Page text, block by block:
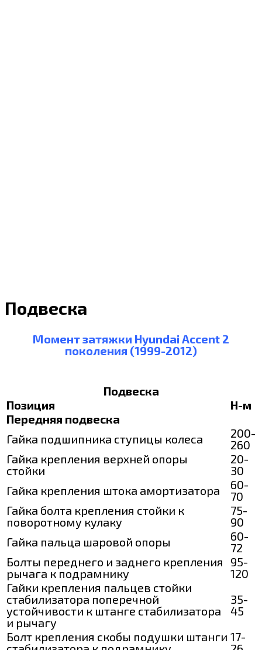
Подвеска
Момент затяжки Hyundai Accent 2
поколения (1999-2012)
Подвеска
Позиция
Н-м
Передняя подвеска
Гайка подшипника ступицы колеса
200-
260
Гайка крепления верхней опоры
стойки
20-
30
Гайка крепления штока амортизатора
60-
70
Гайка болта крепления стойки к
поворотному кулаку
75-
90
Гайка пальца шаровой опоры
60-
72
Болты переднего и заднего крепления
рычага к подрамнику
95-
120
Гайки крепления пальцев стойки
стабилизатора поперечной
устойчивости к штанге стабилизатора
и рычагу
35-
45
Болт крепления скобы подушки штанги 17-